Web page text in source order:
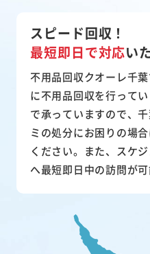
スピード回収！
最短即日で対応い
不用品回収クオーレ千
に不用品回収を行って
で承っていますので、
ミの処分にお困りの場
ください。また、スケ
へ最短即日中の訪問が可